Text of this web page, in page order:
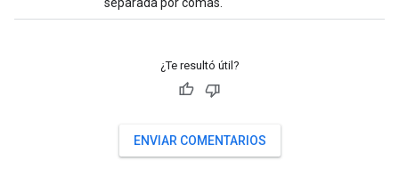
¿Te resultó útil?
ENVIAR COMENTARIOS